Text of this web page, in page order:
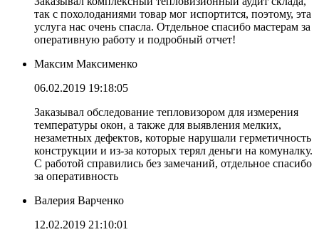
так с похолоданиями товар мог испортится, поэтому, эта
услуга нас очень спасла. Отдельное спасибо мастерам за
оперативную работу и подробный отчет!
Максим Максименко
06.02.2019 19:18:05
Заказывал обследование тепловизором для измерения
температуры окон, а также для выявления мелких,
незаметных дефектов, которые нарушали герметичность
конструкции и из-за которых терял деньги на комуналку.
С работой справились без замечаний, отдельное спасибо
за оперативность
Валерия Варченко
12.02.2019 21:10:01